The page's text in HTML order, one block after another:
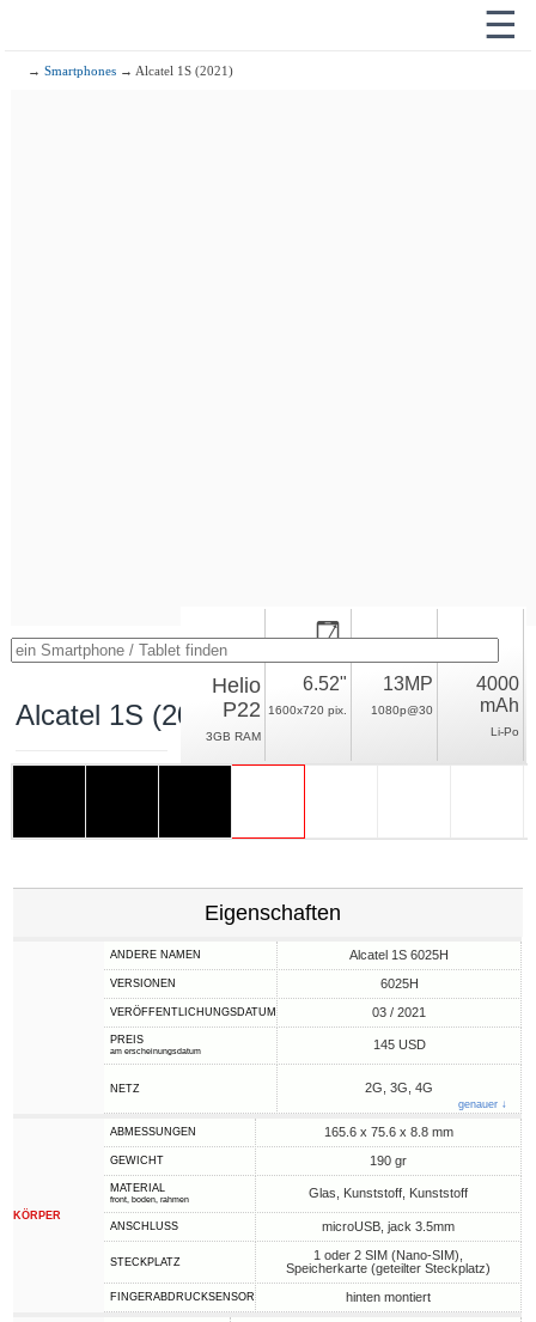
☰
→Smartphones → Alcatel 1S (2021)
Alcatel 1S (2021)
Helio
P22
3GB RAM
6.52"
1600x720 pix.
13MP
1080p@30
4000
mAh
Li-Po
Eigenschaften
ANDERE NAMEN Alcatel 1S 6025H
VERSIONEN 6025H
VERÖFFENTLICHUNGSDATUM 03 / 2021
PREIS
am erscheinungsdatum 145 USD
NETZ 2G, 3G, 4G
genauer ↓
KÖRPER
ABMESSUNGEN 165.6 x 75.6 x 8.8 mm
GEWICHT 190 gr
MATERIAL
front, boden, rahmen Glas, Kunststoff, Kunststoff
ANSCHLUSS microUSB, jack 3.5mm
STECKPLATZ
1 oder 2 SIM (Nano-SIM),
Speicherkarte (geteilter Steckplatz)
FINGERABDRUCKSENSOR hinten montiert